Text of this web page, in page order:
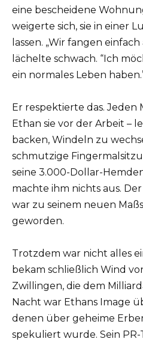
eine bescheidene
weigerte sich, sie in einer
lassen. „Wir fangen einfach
lächelte schwach. “Ich
ein normales Leben
Er respektierte das. Jeden
Ethan sie vor der Arbeit –
backen, Windeln zu
schmutzige
seine 3.000-Dollar-
machte ihm nichts aus.
war zu seinem neuen
geworden.
Trotzdem war nicht alles
bekam schließlich Wind
Zwillingen, die dem
Nacht war Ethans Image
denen über geheime
spekuliert wurde. Sein PR-